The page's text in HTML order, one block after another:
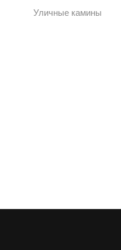
Уличные камины